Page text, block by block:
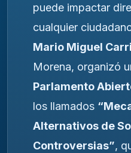
puede impactar
cualquier
Mario Miguel
Morena, organizó
Parlamento
los llamados
Alternativos de
Controversias”,